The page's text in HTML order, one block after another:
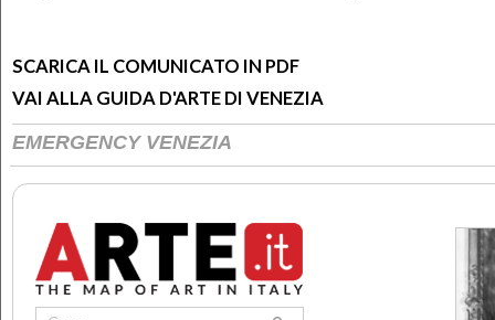
SCARICA IL COMUNICATO IN PDF
VAI ALLA GUIDA D'ARTE DI VENEZIA
EMERGENCY VENEZIA